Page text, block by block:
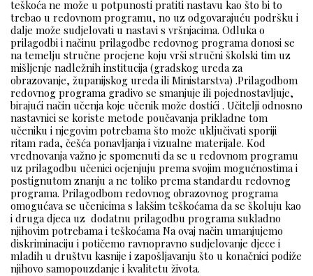
teškoća ne može u potpunosti pratiti nastavu kao što bi to
trebao u redovnom programu, no uz odgovarajuću podršku i
dalje može sudjelovati u nastavi s vršnjacima. Odluka o
prilagodbi i načinu prilagodbe redovnog programa donosi se
na temelju stručne procjene koju vrši stručni školski tim uz
mišljenje nadležnih institucija (gradskog ureda za
obrazovanje, županijskog ureda ili Ministarstva) .Prilagodbom
redovnog programa gradivo se smanjuje ili pojednostavljuje,
birajući način učenja koje učenik može dostići . Učitelji odnosno
nastavnici se koriste metode poučavanja prikladne tom
učeniku i njegovim potrebama što može uključivati sporiji
ritam rada, češća ponavljanja i vizualne materijale. Kod
vrednovanja važno je spomenuti da se u redovnom programu
uz prilagodbu učenici ocjenjuju prema svojim mogućnostima i
postignutom znanju a ne toliko prema standardu redovnog
programa. Prilagodbom redovnog obrazovnog programa
omogućava se učenicima s lakšim teškoćama da se školuju kao
i druga djeca uz dodatnu prilagodbu programa sukladno
njihovim potrebama i teškoćama Na ovaj način umanjujemo
diskriminaciju i potičemo ravnopravno sudjelovanje djece i
mladih u društvu kasnije i zapošljavanju što u konačnici podiže
njihovo samopouzdanje i kvalitetu života.